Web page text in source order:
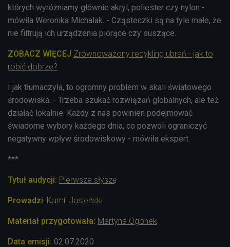
których wyróżniamy głównie akryl, poliester czy nylon -
mówiła Weronika Michalak. - Cząsteczki są na tyle małe, że
nie filtrują ich urządzenia piorące czy suszące.
ZOBACZ WIĘCEJ Zrównoważony recykling ubrań - jak to
robić dobrze?
I jak tłumaczyła, to ogromny problem w skali światowego
środowiska. - Trzeba szukać rozwiązań globalnych, ale też
działać lokalnie. Każdy z nas powinien podejmować
świadome wybory każdego dnia, co pozwoli ograniczyć
negatywny wpływ środowiskowy - mówiła ekspert.
***
Tytuł audycji: Pierwsze słyszę
Prowadzi: Kamil Jasieński
Materiał przygotowała: Martyna Ogonek
Data emisji: 02.07 .2020